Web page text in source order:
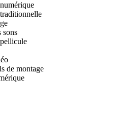
sons
de montage